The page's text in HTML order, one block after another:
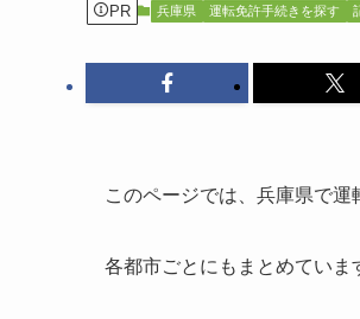
PR 兵庫県 運転免許手続きを探す
このページでは、兵庫県で運
各都市ごとにもまとめていま